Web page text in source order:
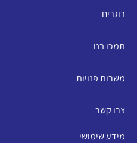
בוגרים
תמכו בנו
משרות פנויות
צרו קשר
מידע שימושי